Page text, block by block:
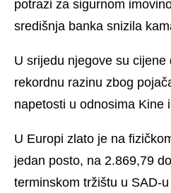
potrazi za sigurnom
središnja banka snizila
U srijedu njegove su cijene
rekordnu razinu zbog
napetosti u odnosima Kine
U Europi zlato je na
jedan posto, na 2.869,79
terminskom tržištu u SAD-